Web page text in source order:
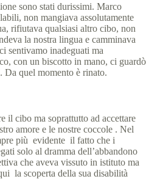
sono stati durissimi. Marco
non mangiava assolutamente
rifiutava qualsiasi altro cibo, non
la nostra lingua e camminava
sentivamo inadeguati ma
con un biscotto in mano, ci guardò
quel momento è rinato.
il cibo ma soprattutto ad accettare
amore e le nostre coccole . Nel
più evidente il fatto che i
solo al dramma dell’abbandono
che aveva vissuto in istituto ma
la scoperta della sua disabilità